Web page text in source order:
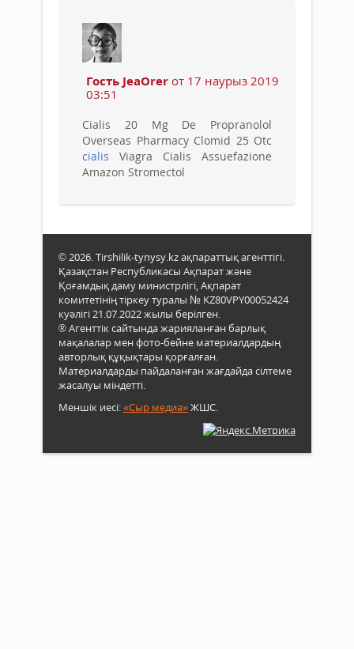
Гость JeaOrer от 17 наурыз 2019
03:51
Cialis 20 Mg De Propranolol
Overseas Pharmacy Clomid 25 Otc
cialis Viagra Cialis Assuefazione
Amazon Stromectol
© 2026. Tirshilik-tynysy.kz ақпараттық агенттігі.
Қазақстан Республикасы Ақпарат және
Қоғамдық даму министрлігі, Ақпарат
комитетінің тіркеу туралы № KZ80VPY00052424
куәлігі 21.07.2022 жылы берілген.
® Агенттік сайтында жарияланған барлық
мақалалар мен фото-бейне материалдардың
авторлық құқықтары қорғалған.
Материалдарды пайдаланған жағдайда сілтеме
жасалуы міндетті.
Меншік иесі:«Сыр медиа»ЖШС.